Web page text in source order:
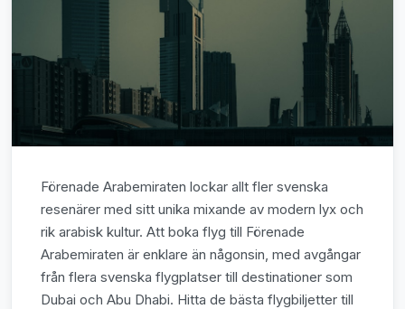
Förenade Arabemiraten lockar allt fler svenska
resenärer med sitt unika mixande av modern lyx och
rik arabisk kultur. Att boka flyg till Förenade
Arabemiraten är enklare än någonsin, med avgångar
från flera svenska flygplatser till destinationer som
Dubai och Abu Dhabi. Hitta de bästa flygbiljetter till